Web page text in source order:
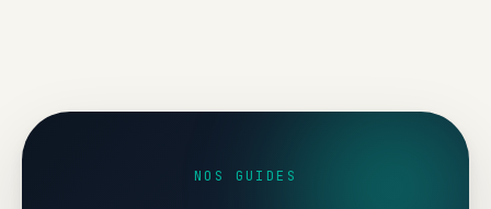
NOS GUIDES